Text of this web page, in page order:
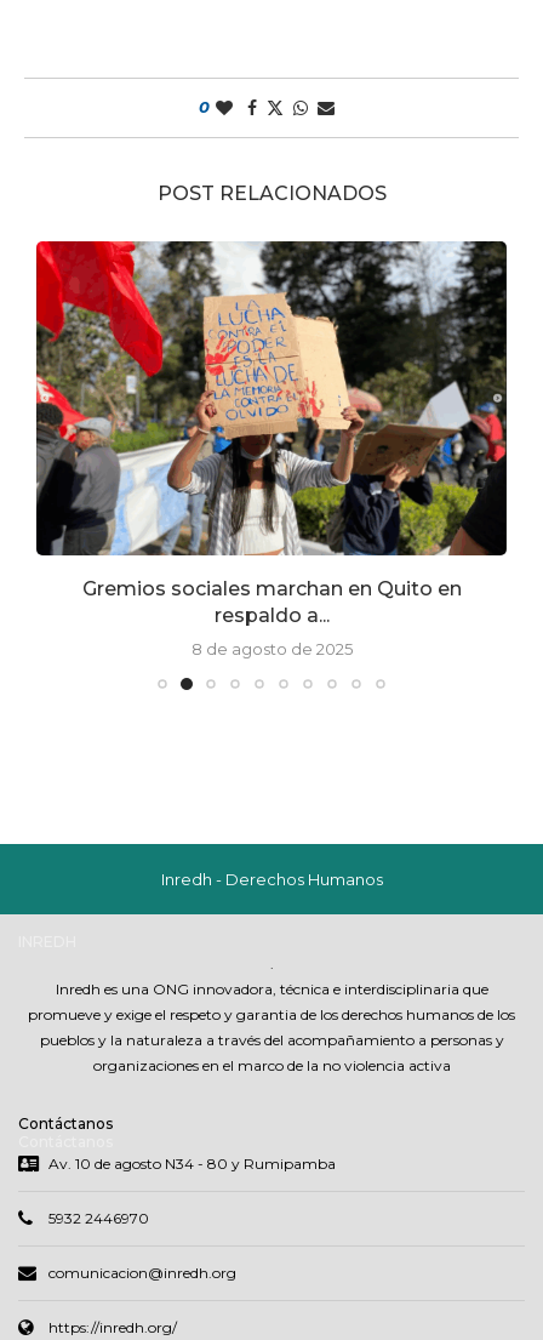
0
POST RELACIONADOS
Gremios sociales marchan en Quito en
respaldo a...
8 de agosto de 2025
Inredh - Derechos Humanos
.
Inredh es una ONG innovadora, técnica e interdisciplinaria que
promueve y exige el respeto y garantia de los derechos humanos de los
pueblos y la naturaleza a través del acompañamiento a personas y
organizaciones en el marco de la no violencia activa
Contáctanos
Av. 10 de agosto N34 - 80 y Rumipamba
5932 2446970
comunicacion@inredh.org
https://inredh.org/